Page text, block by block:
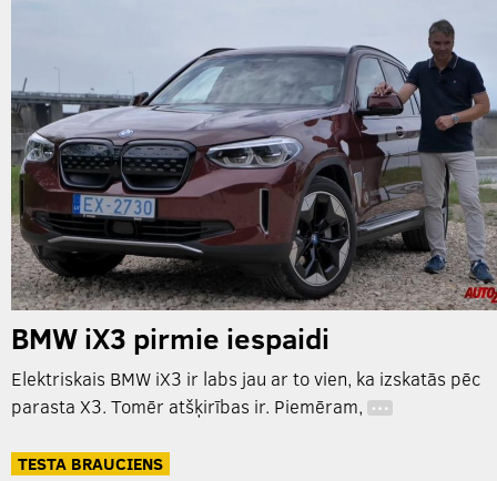
BMW iX3 pirmie iespaidi
Elektriskais BMW iX3 ir labs jau ar to vien, ka izskatās pēc
parasta X3. Tomēr atšķirības ir. Piemēram, …
TESTA BRAUCIENS